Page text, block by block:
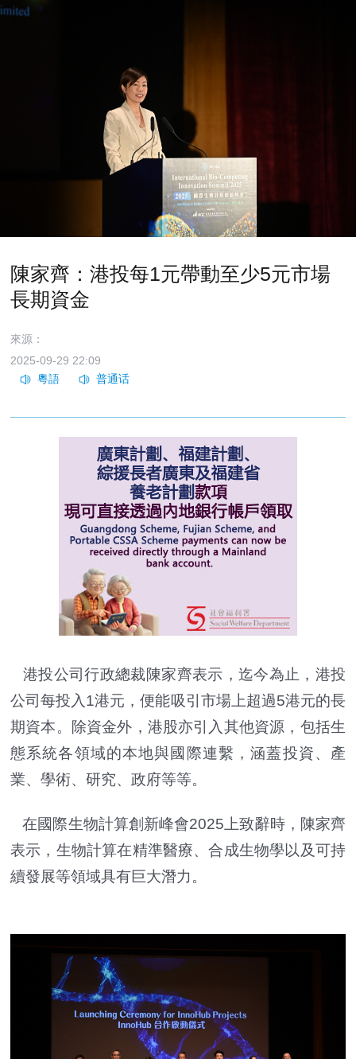
陳家齊：港投每1元帶動至少5元市場
長期資金
來源：
2025-09-29 22:09
港投公司行政總裁陳家齊表示，迄今為止，港投
公司每投入1港元，便能吸引市場上超過5港元的長
期資本。除資金外，港股亦引入其他資源，包括生
態系統各領域的本地與國際連繫，涵蓋投資、產
業、學術、研究、政府等等。
在國際生物計算創新峰會2025上致辭時，陳家齊
表示，生物計算在精準醫療、合成生物學以及可持
續發展等領域具有巨大潛力。